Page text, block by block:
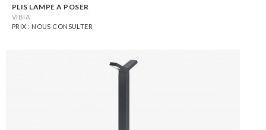
PLIS LAMPE A POSER
VIBIA
PRIX : NOUS CONSULTER